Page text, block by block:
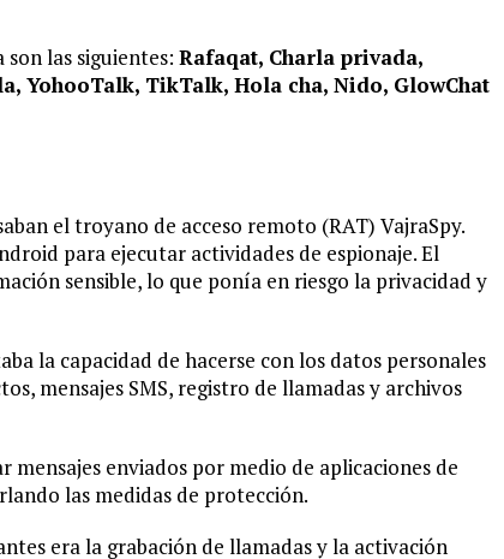
son las siguientes: Rafaqat, Charla privada,
YohooTalk, TikTalk, Hola cha, Nido, GlowChat
el troyano de acceso remoto (RAT) VajraSpy.
para ejecutar actividades de espionaje. El
sensible, lo que ponía en riesgo la privacidad y
la capacidad de hacerse con los datos personales
mensajes SMS, registro de llamadas y archivos
enviados por medio de aplicaciones de
las medidas de protección.
era la grabación de llamadas y la activación